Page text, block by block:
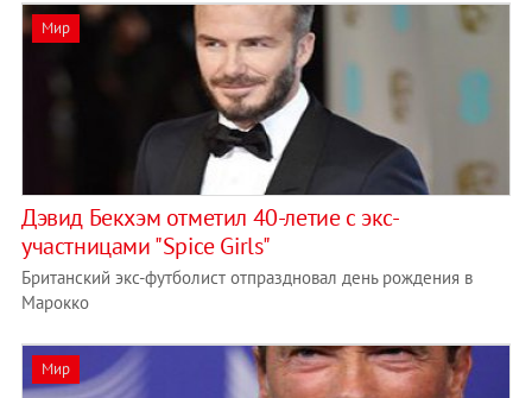
Мир
Дэвид Бекхэм отметил 40-летие с экс-
участницами "Spice Girls"
Британский экс-футболист отпраздновал день рождения в
Марокко
Мир